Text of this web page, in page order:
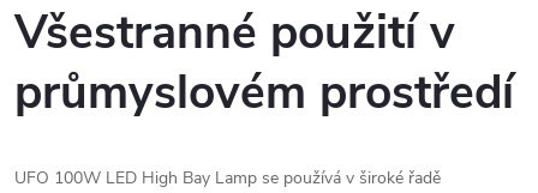
Všestranné použití v
průmyslovém prostředí
UFO 100W LED High Bay Lamp se používá v široké řadě